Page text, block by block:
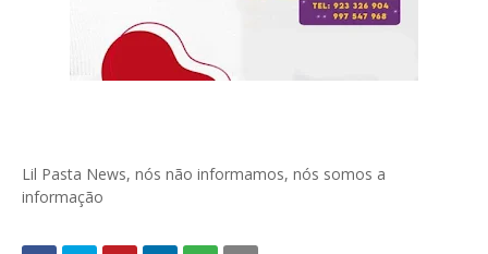
Lil Pasta News, nós não informamos, nós somos a
informação